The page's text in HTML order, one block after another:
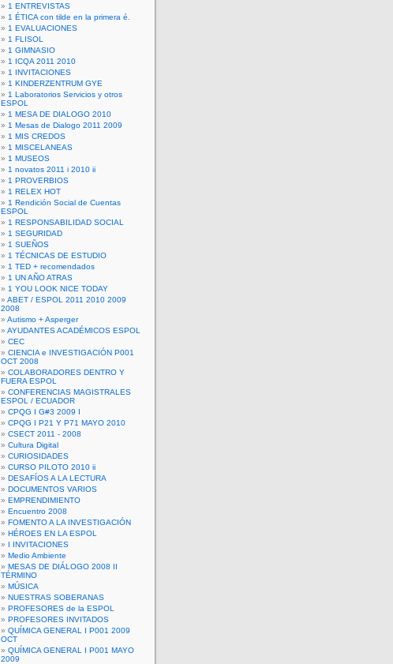
1 ENTREVISTAS
1 ÉTICA con tilde en la primera é.
1 EVALUACIONES
1 FLISOL
1 GIMNASIO
1 ICQA 2011 2010
1 INVITACIONES
1 KINDERZENTRUM GYE
1 Laboratorios Servicios y otros
ESPOL
1 MESA DE DIALOGO 2010
1 Mesas de Dialogo 2011 2009
1 MIS CREDOS
1 MISCELANEAS
1 MUSEOS
1 novatos 2011 i 2010 ii
1 PROVERBIOS
1 RELEX HOT
1 Rendición Social de Cuentas
ESPOL
1 RESPONSABILIDAD SOCIAL
1 SEGURIDAD
1 SUEÑOS
1 TÉCNICAS DE ESTUDIO
1 TED + recomendados
1 UN AÑO ATRAS
1 YOU LOOK NICE TODAY
ABET / ESPOL 2011 2010 2009
2008
Autismo + Asperger
AYUDANTES ACADÉMICOS ESPOL
CEC
CIENCIA e INVESTIGACIÓN P001
OCT 2008
COLABORADORES DENTRO Y
FUERA ESPOL
CONFERENCIAS MAGISTRALES
ESPOL / ECUADOR
CPQG I G#3 2009 I
CPQG I P21 Y P71 MAYO 2010
CSECT 2011 - 2008
Cultura Digital
CURIOSIDADES
CURSO PILOTO 2010 ii
DESAFÍOS A LA LECTURA
DOCUMENTOS VARIOS
EMPRENDIMIENTO
Encuentro 2008
FOMENTO A LA INVESTIGACIÓN
HÉROES EN LA ESPOL
I INVITACIONES
Medio Ambiente
MESAS DE DIÁLOGO 2008 II
TÉRMINO
MÚSICA
NUESTRAS SOBERANAS
PROFESORES de la ESPOL
PROFESORES INVITADOS
QUÍMICA GENERAL I P001 2009
OCT
QUÍMICA GENERAL I P001 MAYO
2009